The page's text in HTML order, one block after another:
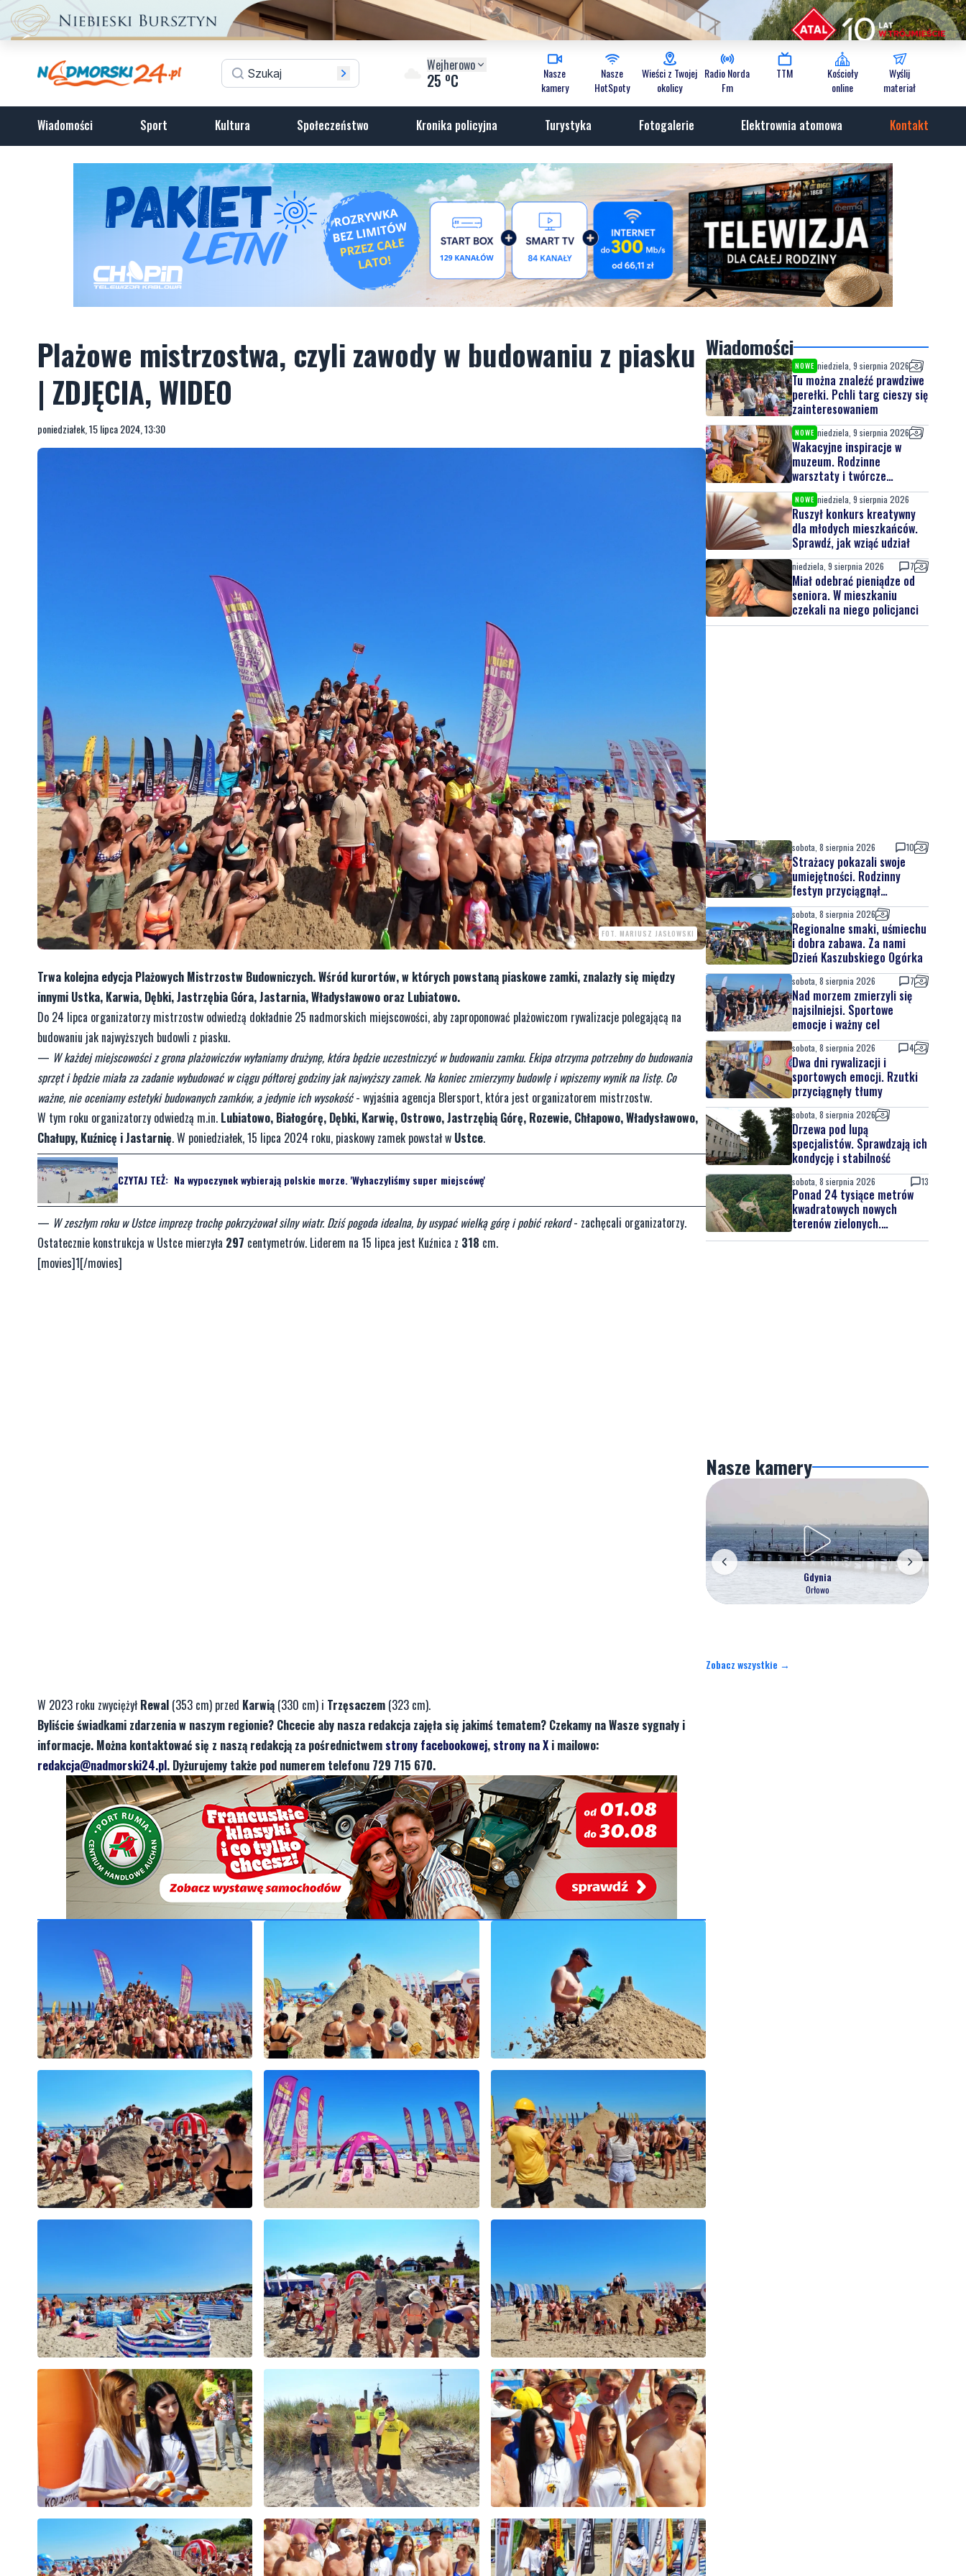
Wejherowo
25 oC
Nasze
kamery
Nasze
HotSpoty
Wieści z Twojej
okolicy
Radio Norda
Fm
TTM
Kościoły
online
Wyślij
materiał
Wiadomości Sport Kultura Społeczeństwo Kronika policyjna Turystyka Fotogalerie Elektrownia atomowa Kontakt
Plażowe mistrzostwa, czyli zawody w budowaniu z piasku
| ZDJĘCIA, WIDEO
poniedziałek, 15 lipca 2024, 13:30
FOT. MARIUSZ JASŁOWSKI
Trwa kolejna edycja Plażowych Mistrzostw Budowniczych. Wśród kurortów, w których powstaną piaskowe zamki, znalazły się między
innymi Ustka, Karwia, Dębki, Jastrzębia Góra, Jastarnia, Władysławowo oraz Lubiatowo.
Do 24 lipca organizatorzy mistrzostw odwiedzą dokładnie 25 nadmorskich miejscowości, aby zaproponować plażowiczom rywalizacje polegającą na
budowaniu jak najwyższych budowli z piasku.
— W każdej miejscowości z grona plażowiczów wyłaniamy drużynę, która będzie uczestniczyć w budowaniu zamku. Ekipa otrzyma potrzebny do budowania
sprzęt i będzie miała za zadanie wybudować w ciągu półtorej godziny jak najwyższy zamek. Na koniec zmierzymy budowlę i wpiszemy wynik na listę. Co
ważne, nie oceniamy estetyki budowanych zamków, a jedynie ich wysokość- wyjaśnia agencja Blersport, która jest organizatorem mistrzostw.
W tym roku organizatorzy odwiedzą m.in. Lubiatowo, Białogórę, Dębki, Karwię, Ostrowo, Jastrzębią Górę, Rozewie, Chłapowo, Władysławowo,
Chałupy, Kuźnicę i Jastarnię. W poniedziałek, 15 lipca 2024 roku, piaskowy zamek powstał w Ustce.
CZYTAJ TEŻ: Na wypoczynek wybierają polskie morze. 'Wyhaczyliśmy super miejscówę'
— W zeszłym roku w Ustce imprezę trochę pokrzyżował silny wiatr. Dziś pogoda idealna, by usypać wielką górę i pobić rekord- zachęcali organizatorzy.
Ostatecznie konstrukcja w Ustce mierzyła 297 centymetrów. Liderem na 15 lipca jest Kuźnica z 318 cm.
[movies]1[/movies]
W 2023 roku zwyciężył Rewal (353 cm) przed Karwią (330 cm) i Trzęsaczem (323 cm).
Byliście świadkami zdarzenia w naszym regionie? Chcecie aby nasza redakcja zajęła się jakimś tematem? Czekamy na Wasze sygnały i
informacje. Można kontaktować się z naszą redakcją za pośrednictwem strony facebookowej, strony na X i mailowo:
redakcja@nadmorski24.pl. Dyżurujemy także pod numerem telefonu 729 715 670.
Wiadomości
NOWE niedziela, 9 sierpnia 2026
Tu można znaleźć prawdziwe
perełki. Pchli targ cieszy się
zainteresowaniem
NOWE niedziela, 9 sierpnia 2026
Wakacyjne inspiracje w
muzeum. Rodzinne
warsztaty i twórcze
spotkania
NOWE niedziela, 9 sierpnia 2026
Ruszył konkurs kreatywny
dla młodych mieszkańców.
Sprawdź, jak wziąć udział
niedziela, 9 sierpnia 2026 7
Miał odebrać pieniądze od
seniora. W mieszkaniu
czekali na niego policjanci
sobota, 8 sierpnia 2026 10
Strażacy pokazali swoje
umiejętności. Rodzinny
festyn przyciągnął
mieszkańców oraz gości
sobota, 8 sierpnia 2026
Regionalne smaki, uśmiechu
i dobra zabawa. Za nami
Dzień Kaszubskiego Ogórka
sobota, 8 sierpnia 2026 7
Nad morzem zmierzyli się
najsilniejsi. Sportowe
emocje i ważny cel
sobota, 8 sierpnia 2026 4
Dwa dni rywalizacji i
sportowych emocji. Rzutki
przyciągnęły tłumy
sobota, 8 sierpnia 2026
Drzewa pod lupą
specjalistów. Sprawdzają ich
kondycję i stabilność
sobota, 8 sierpnia 2026 13
Ponad 24 tysiące metrów
kwadratowych nowych
terenów zielonych.
Powstanie nowa przestrzeń
Nasze kamery
Gdynia
Orłowo
Zobacz wszystkie →